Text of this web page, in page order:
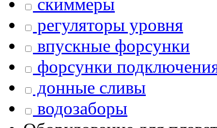
регуляторы уровня
впускные форсунки
форсунки
донные сливы
водозаборы